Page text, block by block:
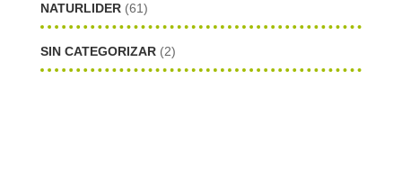
NATURLIDER (61)
SIN CATEGORIZAR (2)